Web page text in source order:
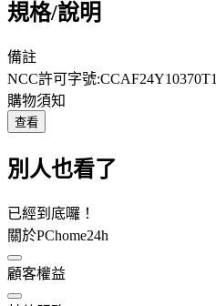
規格/說明
備註
NCC許可字號:CCAF24Y10370T1
購物須知
查看
別人也看了
已經到底囉！
關於PChome24h
顧客權益